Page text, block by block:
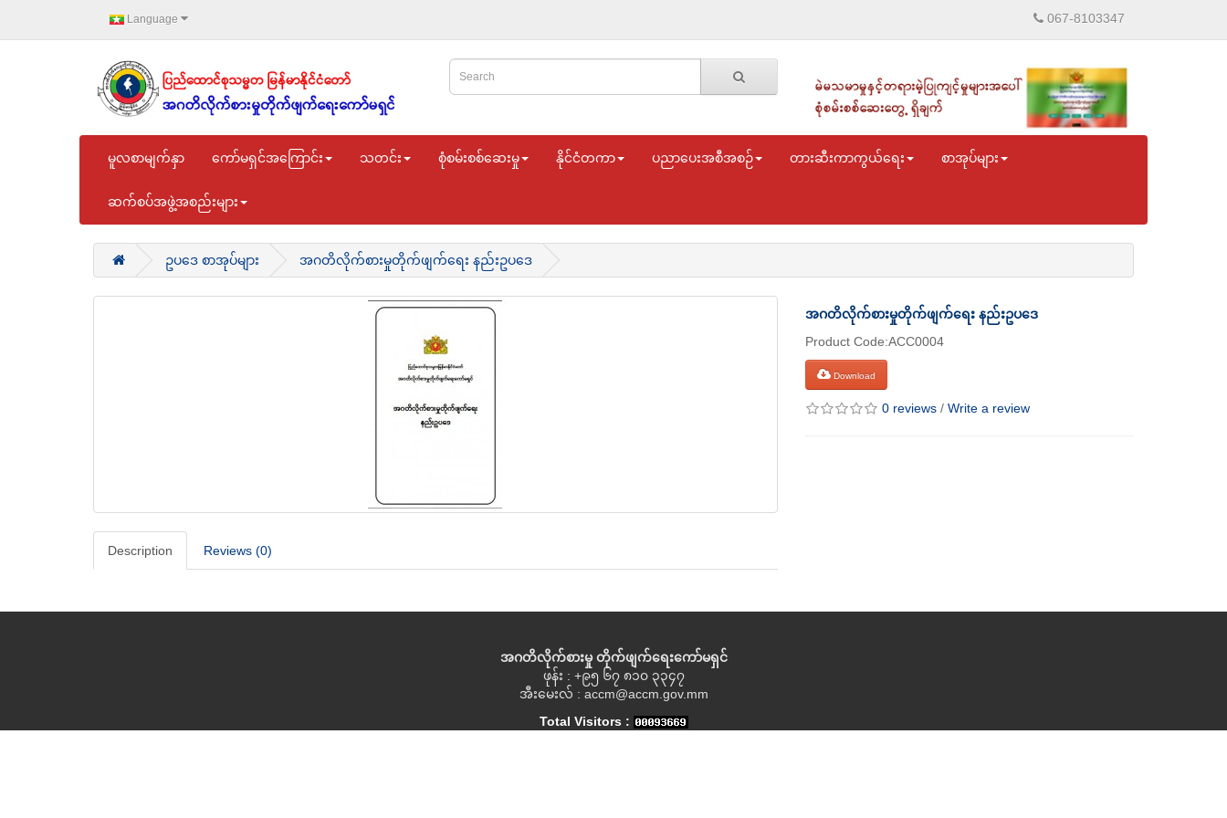
Language 067-8103347
မူလစာမျက်နှာ ကော်မရှင်အကြောင်း သတင်း စုံစမ်းစစ်ဆေးမှု နိုင်ငံတကာ ပညာပေးအစီအစဉ် တားဆီးကာကွယ်ရေး စာအုပ်များ
ဆက်စပ်အဖွဲ့အစည်းများ
ဥပ‌ဒေ စာအုပ်များ အဂတိလိုက်စားမှုတိုက်ဖျက်ရေး နည်းဥပဒေ
Description Reviews (0)
အဂတိလိုက်စားမှုတိုက်ဖျက်ရေး နည်းဥပဒေ
Product Code:ACC0004
Download
0 reviews / Write a review
အဂတိလိုက်စားမှု တိုက်ဖျက်ရေးကော်မရှင်
ဖုန်း : +၉၅ ၆၇ ၈၁၀ ၃၃၄၇
အီးမေးလ် : accm@accm.gov.mm
Total Visitors :